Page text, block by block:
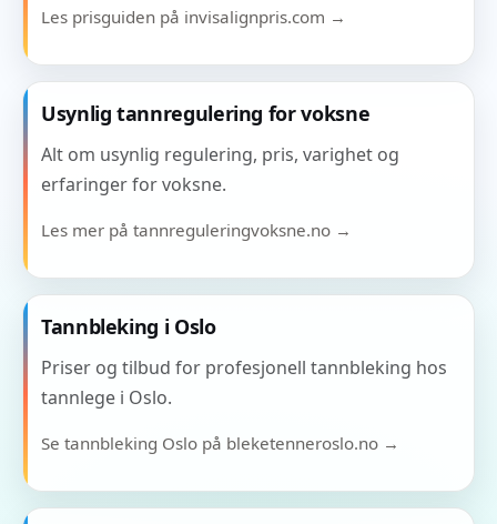
Les prisguiden på invisalignpris.com →
Usynlig tannregulering for voksne
Alt om usynlig regulering, pris, varighet og
erfaringer for voksne.
Les mer på tannreguleringvoksne.no →
Tannbleking i Oslo
Priser og tilbud for profesjonell tannbleking hos
tannlege i Oslo.
Se tannbleking Oslo på bleketenneroslo.no →